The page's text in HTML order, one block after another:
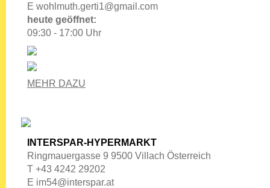
E wohlmuth.gerti1@gmail.com
heute geöffnet:
09:30 - 17:00 Uhr
MEHR DAZU
INTERSPAR-HYPERMARKT
Ringmauergasse 9 9500 Villach Österreich
T +43 4242 29202
E im54@interspar.at